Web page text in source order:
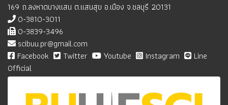
169 ถ.ลงหาดบางแสน ต.แสนสุข อ.เมือง จ.ชลบุรี 20131
0-3810-3011
0-3839-3496
scibuu.pr@gmail.com
Facebook
Twitter Youtube Instagram
Line
Official